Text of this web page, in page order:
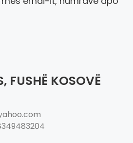
FUSHË KOSOVË